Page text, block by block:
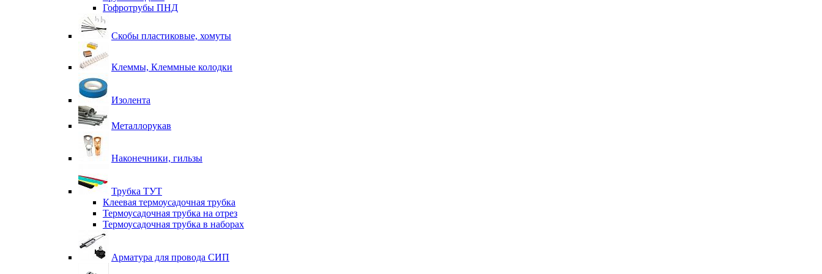
Гофротрубы ПНД
Скобы пластиковые, хомуты
Клеммы, Клеммные колодки
Изолента
Металлорукав
Наконечники, гильзы
Трубка ТУТ
Клеевая термоусадочная трубка
Термоусадочная трубка на отрез
Термоусадочная трубка в наборах
Арматура для провода СИП